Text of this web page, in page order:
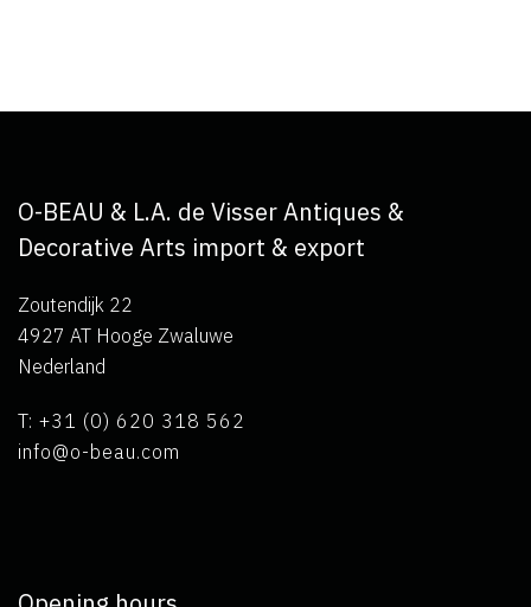
O-BEAU & L.A. de Visser Antiques &
Decorative Arts import & export
Zoutendijk 22
4927 AT Hooge Zwaluwe
Nederland
T: +31 (0) 620 318 562
info@o-beau.com